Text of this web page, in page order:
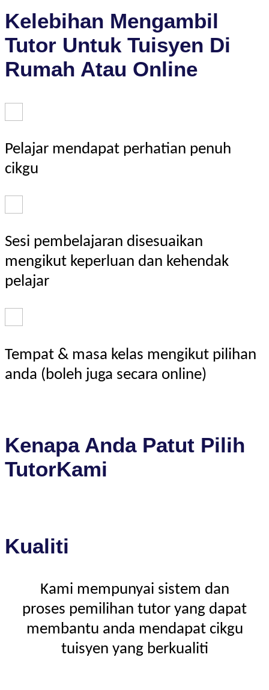
Kelebihan Mengambil
Tutor Untuk Tuisyen Di
Rumah Atau Online
Pelajar mendapat perhatian penuh
cikgu
Sesi pembelajaran disesuaikan
mengikut keperluan dan kehendak
pelajar
Tempat & masa kelas mengikut pilihan
anda (boleh juga secara online)
Kenapa Anda Patut Pilih
TutorKami
Kualiti
Kami mempunyai sistem dan
proses pemilihan tutor yang dapat
membantu anda mendapat cikgu
tuisyen yang berkualiti